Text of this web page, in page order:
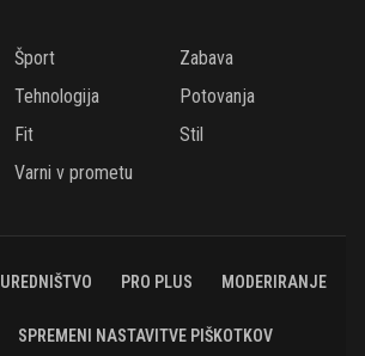
Šport
Zabava
Tehnologija
Potovanja
Fit
Stil
Varni v prometu
UREDNIŠTVO PRO PLUS MODERIRANJE
SPREMENI NASTAVITVE PIŠKOTKOV